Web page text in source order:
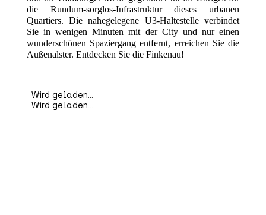
die Rundum-sorglos-Infrastruktur dieses urbanen
Quartiers. Die nahegelegene U3-Haltestelle verbindet
Sie in wenigen Minuten mit der City und nur einen
wunderschönen Spaziergang entfernt, erreichen Sie die
Außenalster. Entdecken Sie die Finkenau!